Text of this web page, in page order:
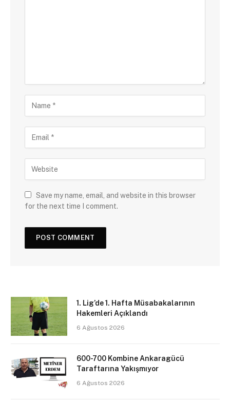
Save my name, email, and website in this browser
for the next time I comment.
1. Lig’de 1. Hafta Müsabakalarının
Hakemleri Açıklandı
6 Ağustos 2026
600-700 Kombine Ankaragücü
Taraftarına Yakışmıyor
6 Ağustos 2026